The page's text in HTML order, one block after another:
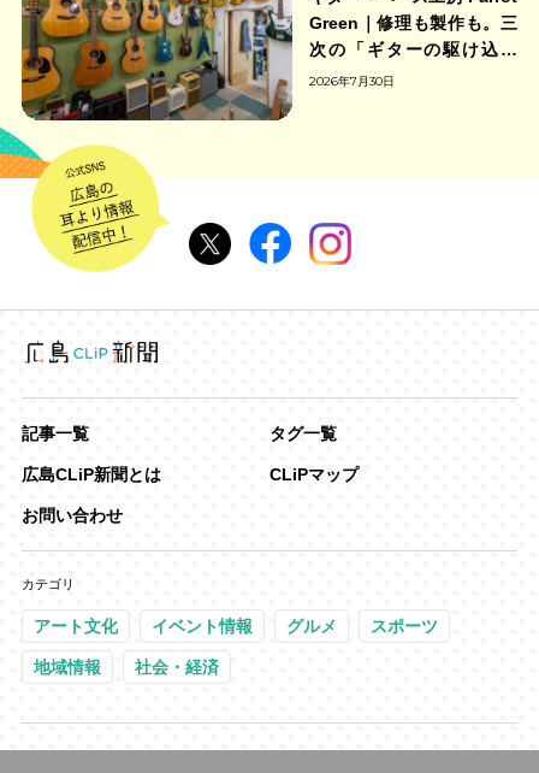
Green｜修理も製作も。三
次の「ギターの駆け込み
寺」
2026年7月30日
記事一覧 タグ一覧
広島CLiP新聞とは CLiPマップ
お問い合わせ
カテゴリ
アート文化 イベント情報 グルメ スポーツ
地域情報 社会・経済